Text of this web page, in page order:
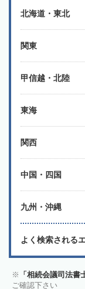
北海道・東北
関東
甲信越・北陸
東海
関西
中国・四国
九州・沖縄
よく検索される
「相続会議司法
ご確認下さい